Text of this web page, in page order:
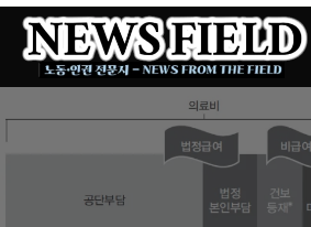
Skip
content
뉴스필드
노동·인권 전문지